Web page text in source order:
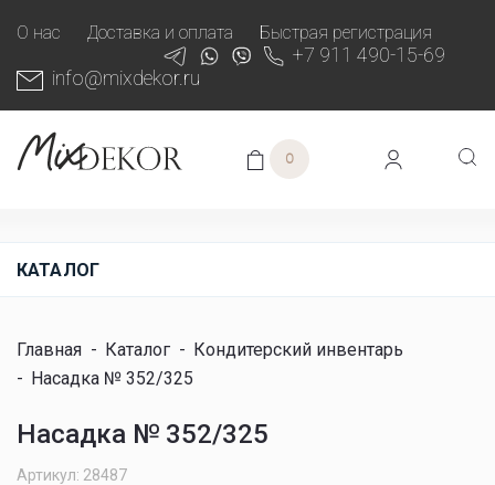
О нас Доставка и оплата Быстрая регистрация
+7 911 490-15-69
info@mixdekor.ru
0
КАТАЛОГ
Главная - Каталог - Кондитерский инвентарь
- Насадка № 352/325
Насадка № 352/325
Артикул: 28487